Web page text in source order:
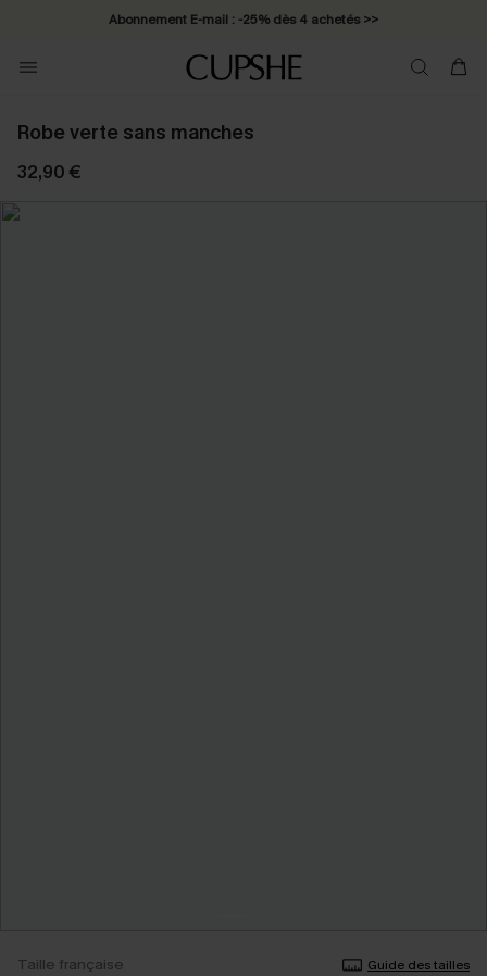
Abonnement E-mail : -25% dès 4 achetés >>
Robe verte sans manches
32,90 €
Taille française Guide des tailles